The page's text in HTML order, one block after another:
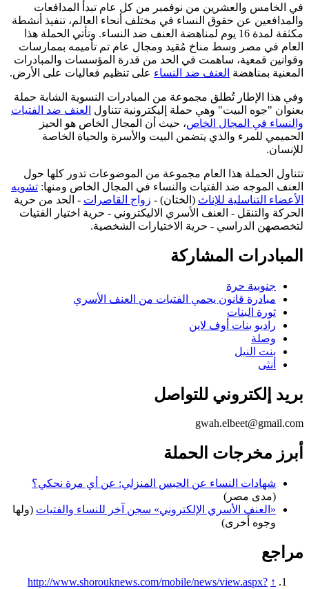
في الخامس والعشرين من نوفمبر من كل عام تبدأ المدافعات
والمدافعين عن حقوق النساء في مختلف أنحاء العالم، تنفيذ أنشطة
مكثفة لمدة 16 يوم لمناهضة العنف ضد النساء. وتأتي الحملة هذا
العام في مصر وسط مناخ مُقيد ومجال عام تم تأميمه بممارسات
وقوانين قمعية، ساهمت في الحد من قدرة المؤسسات والمبادرات
المعنية بمناهضة العنف ضد النساء على تنظيم فعاليات على الأرض.
وفي هذا الإطار تُطلق مجموعة من المبادرات النسوية الشابة حملة
بعنوان "جوه البيت" وهي حملة إليكترونية تتناول العنف ضد الفتيات
والنساء في المجال الخاص، حيث أن المجال الخاص هو الحيز
الحميمي للمرء والذي يتضمن البيت والأسرة والحياة الخاصة
للإنسان.
تتناول الحملة هذا العام مجموعة من الموضوعات تدور كلها حول
العنف الموجه ضد الفتيات والنساء في المجال الخاص ومنها: تشويه
الأعضاء التناسلية للإناث (الختان) - زواج القاصرات - الحد من حرية
الحركة والتنقل - العنف الأسري الاليكتروني - حرية اختيار الفتيات
لتخصصهن الدراسي - حرية الاختيارات الشخصية.
المبادرات المشاركة
جنوبية حرة
مبادرة قانون يحمي الفتيات من العنف الأسري
ثورة البنات
راديو بنات أوف لاين
وصلة
بنت النيل
أنثى
بريد إلكتروني للتواصل
gwah.elbeet@gmail.com
أبرز مخرجات الحملة
شهادات النساء عن الحبس المنزلي: عن أي مرة نحكي؟
(مدى مصر)
«العنف الأسري الإلكتروني» سجن آخر للنساء والفتيات (ولها
وجوه أخرى)
مراجع
↑
http://www.shorouknews.com/mobile/news/view.aspx?